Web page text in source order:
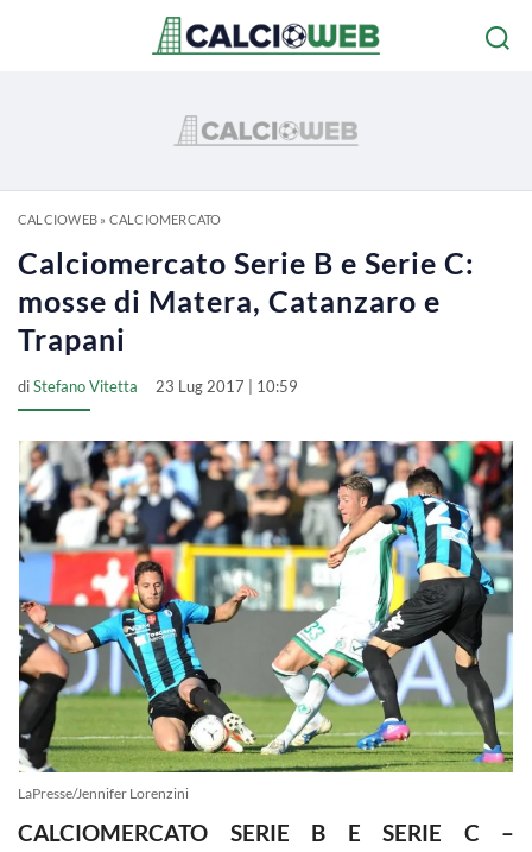
CALCIOWEB» CALCIOMERCATO
Calciomercato Serie B e Serie C:
mosse di Matera, Catanzaro e
Trapani
diStefano Vitetta 23 Lug 2017 | 10:59
LaPresse/Jennifer Lorenzini
CALCIOMERCATO SERIE B E SERIE C –